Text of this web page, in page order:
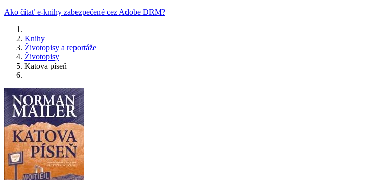
Ako čítať e-knihy zabezpečené cez Adobe DRM?
Knihy
Životopisy a reportáže
Životopisy
Katova píseň